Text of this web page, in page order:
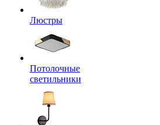
Люстры
Потолочные
светильники